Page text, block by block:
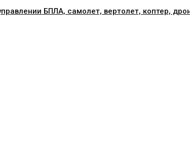
БПЛА, самолет, вертолет, коптер,